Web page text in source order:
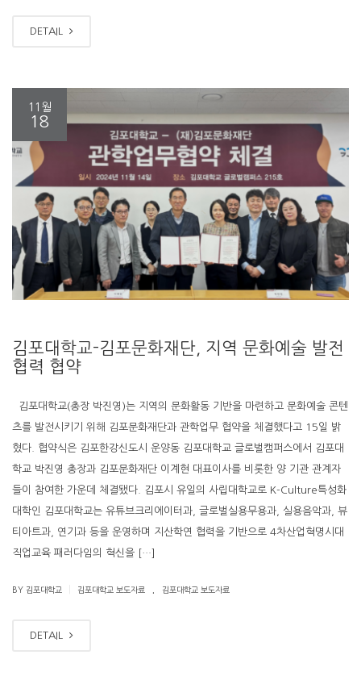
DETAIL
11월
18
김포대학교-김포문화재단, 지역 문화예술 발전
협력 협약
김포대학교(총장 박진영)는 지역의 문화활동 기반을 마련하고 문화예술 콘텐
츠를 발전시키기 위해 김포문화재단과 관학업무 협약을 체결했다고 15일 밝
혔다. 협약식은 김포한강신도시 운양동 김포대학교 글로벌캠퍼스에서 김포대
학교 박진영 총장과 김포문화재단 이계현 대표이사를 비롯한 양 기관 관계자
들이 참여한 가운데 체결됐다. 김포시 유일의 사립대학교로 K-Culture특성화
대학인 김포대학교는 유튜브크리에이터과, 글로벌실용무용과, 실용음악과, 뷰
티아트과, 연기과 등을 운영하며 지산학연 협력을 기반으로 4차산업혁명시대
직업교육 패러다임의 혁신을 […]
BY 김포대학교 김포대학교 보도자료 김포대학교 보도자료
DETAIL